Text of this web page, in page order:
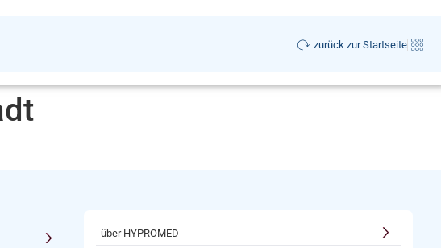
zurück zur Startseite
über HYPROMED